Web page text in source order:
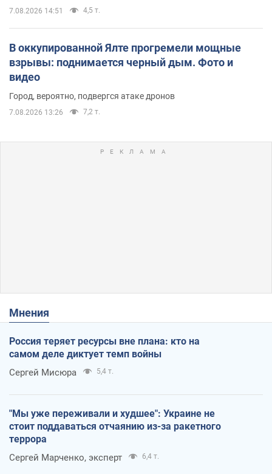
7.08.2026 14:51 4,5 т.
В оккупированной Ялте прогремели мощные
взрывы: поднимается черный дым. Фото и
видео
Город, вероятно, подвергся атаке дронов
7.08.2026 13:26 7,2 т.
Мнения
Россия теряет ресурсы вне плана: кто на
самом деле диктует темп войны
Сергей Мисюра 5,4 т.
"Мы уже переживали и худшее": Украине не
стоит поддаваться отчаянию из-за ракетного
террора
Сергей Марченко, эксперт 6,4 т.